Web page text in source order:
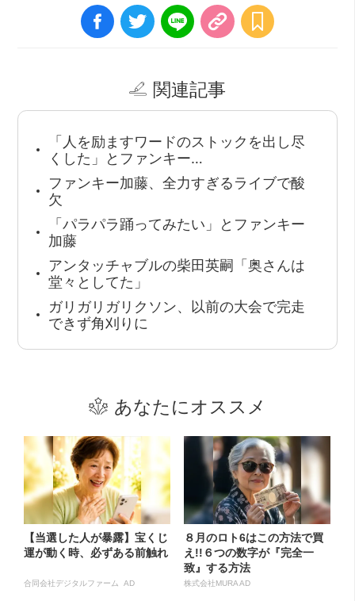
関連記事
「人を励ますワードのストックを出し尽
くした」とファンキー…
ファンキー加藤、全力すぎるライブで酸
欠
「パラパラ踊ってみたい」とファンキー
加藤
アンタッチャブルの柴田英嗣「奥さんは
堂々としてた」
ガリガリガリクソン、以前の大会で完走
できず角刈りに
あなたにオススメ
【当選した人が暴露】宝くじ
運が動く時、必ずある前触れ
合同会社デジタルファーム AD
８月のロト6はこの方法で買
え!!６つの数字が『完全一
致』する方法
株式会社MURA AD